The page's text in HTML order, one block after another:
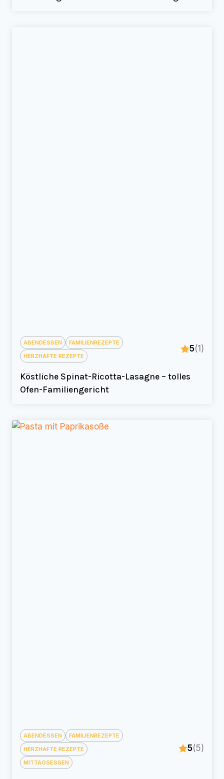
ABENDESSEN
FAMILIENREZEPTE
HERZHAFTE REZEPTE
5(1)
Köstliche Spinat-Ricotta-Lasagne – tolles
Ofen-Familiengericht
ABENDESSEN
FAMILIENREZEPTE
HERZHAFTE REZEPTE
MITTAGSESSEN
5(5)